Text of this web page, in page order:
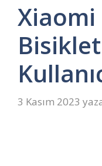
Xiaomi
3 Kasım 2023